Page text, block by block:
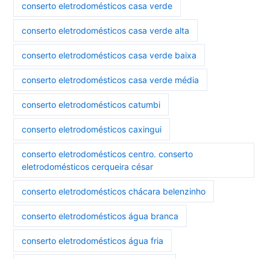
conserto eletrodomésticos casa verde
conserto eletrodomésticos casa verde alta
conserto eletrodomésticos casa verde baixa
conserto eletrodomésticos casa verde média
conserto eletrodomésticos catumbi
conserto eletrodomésticos caxingui
conserto eletrodomésticos centro. conserto
eletrodomésticos cerqueira césar
conserto eletrodomésticos chácara belenzinho
conserto eletrodomésticos água branca
conserto eletrodomésticos água fria